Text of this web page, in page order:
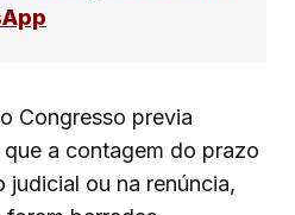
Congresso previa
a contagem do prazo
judicial ou na renúncia,